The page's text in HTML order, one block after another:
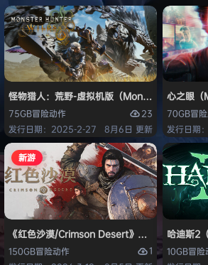
怪物猎人：荒野-虚拟机版（Monster Hunter
75GB冒险动作
23
发行日期：2025-2-27
8月6日 更新
心之眼（
70GB冒险
发行日期
新游
《红色沙漠/Crimson Desert》免安装中文版
150GB冒险动作
1
哈迪斯2
10GB冒险